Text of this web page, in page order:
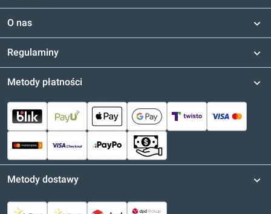
O nas
Regulaminy
Metody płatności
Metody dostawy